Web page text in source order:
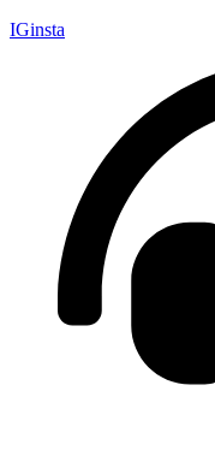
IGinsta